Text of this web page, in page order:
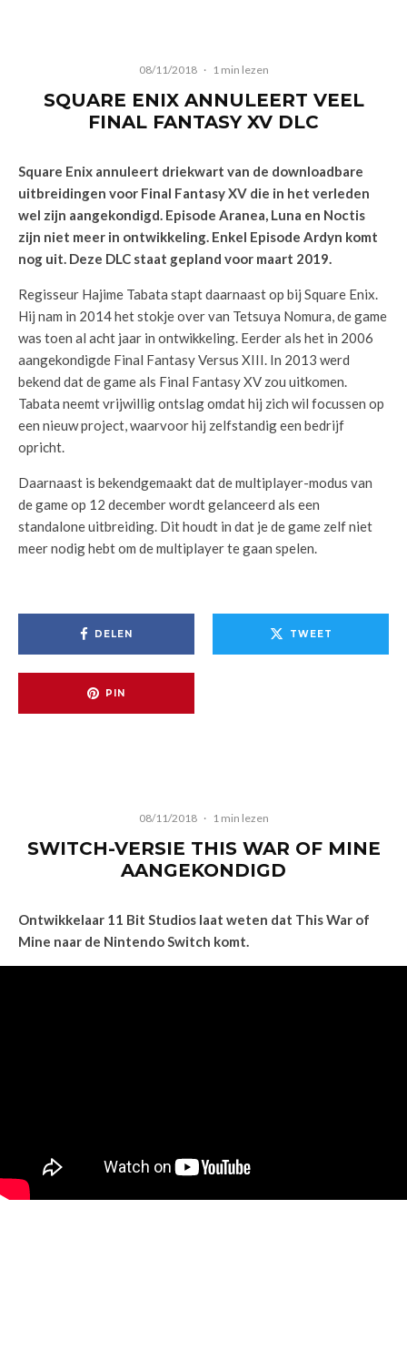
08/11/2018 · 1 min lezen
SQUARE ENIX ANNULEERT VEEL
FINAL FANTASY XV DLC
Square Enix annuleert driekwart van de downloadbare
uitbreidingen voor Final Fantasy XV die in het verleden
wel zijn aangekondigd. Episode Aranea, Luna en Noctis
zijn niet meer in ontwikkeling. Enkel Episode Ardyn komt
nog uit. Deze DLC staat gepland voor maart 2019.
Regisseur Hajime Tabata stapt daarnaast op bij Square Enix.
Hij nam in 2014 het stokje over van Tetsuya Nomura, de game
was toen al acht jaar in ontwikkeling. Eerder als het in 2006
aangekondigde Final Fantasy Versus XIII. In 2013 werd
bekend dat de game als Final Fantasy XV zou uitkomen.
Tabata neemt vrijwillig ontslag omdat hij zich wil focussen op
een nieuw project, waarvoor hij zelfstandig een bedrijf
opricht.
Daarnaast is bekendgemaakt dat de multiplayer-modus van
de game op 12 december wordt gelanceerd als een
standalone uitbreiding. Dit houdt in dat je de game zelf niet
meer nodig hebt om de multiplayer te gaan spelen.
DELEN TWEET
PIN
08/11/2018 · 1 min lezen
SWITCH-VERSIE THIS WAR OF MINE
AANGEKONDIGD
Ontwikkelaar 11 Bit Studios laat weten dat This War of
Mine naar de Nintendo Switch komt.